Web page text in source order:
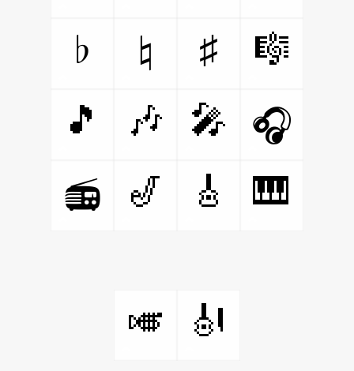
♭
♮ ♯
🎼
🎵
🎶 🎤
🎧
📻
🎷 🎸 🎹
🎺 🎻